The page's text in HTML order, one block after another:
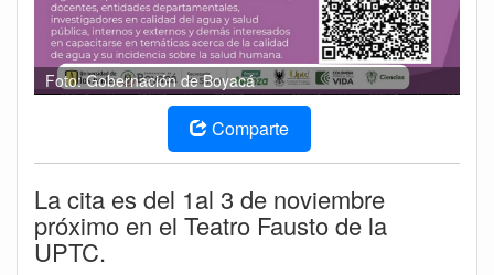
Foto: Gobernación de Boyacá
Comparte
La cita es del 1al 3 de noviembre
próximo en el Teatro Fausto de la
UPTC.